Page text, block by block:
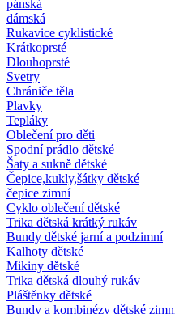
pánská
dámská
Rukavice cyklistické
Krátkoprsté
Dlouhoprsté
Svetry
Chrániče těla
Plavky
Tepláky
Oblečení pro děti
Spodní prádlo dětské
Šaty a sukně dětské
Čepice,kukly,šátky dětské
čepice zimní
Cyklo oblečení dětské
Trika dětská krátký rukáv
Bundy dětské jarní a podzimní
Kalhoty dětské
Mikiny dětské
Trika dětská dlouhý rukáv
Pláštěnky dětské
Bundy a kombinézy dětské